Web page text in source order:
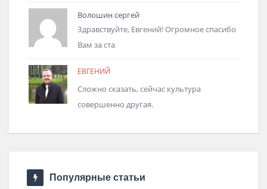
Волошин сергей
Здравствуйте, Евгений! Огромное спасибо
Вам за ста
ЕВГЕНИЙ
Сложно сказать, сейчас культура
совершенно другая.
Популярные статьи